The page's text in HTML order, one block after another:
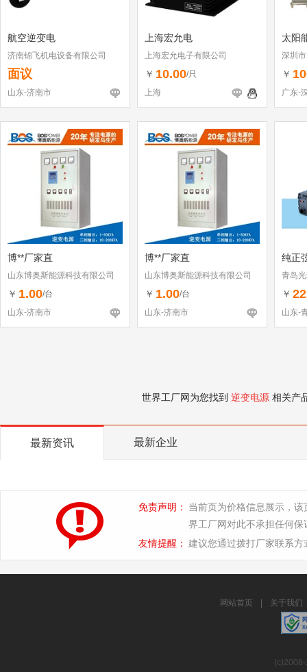
航空逆变电
济南锦飞机电设备有限公司
面议
山东-济南市
上海宏允电
上海宏允电子有限公司
￥ 10.00/只
上海
太阳
深圳
￥
广东-
博**厂家直
山东博奥斯能源科技有限公司
￥ 1.00/台
山东-济南市
博**厂家直
山东博奥斯能源科技有限公司
￥ 1.00/台
山东-济南市
纯正
青岛
￥
山东-
世界工厂网为您找到 逆变电源 相关产
最新资讯 最新企业
免责声明：
当前页为价格信息展示，
界工厂网对此不承担任何保
友情提醒： 建议您通过拨打厂家联系
网站首页 关于我们